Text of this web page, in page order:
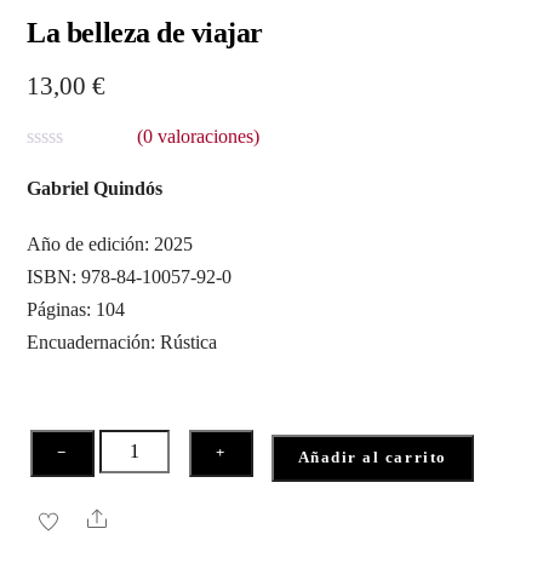
La belleza de viajar
13,00€
a
r
d
o
c
o
5
(0valoraciones)
Gabriel Quindós
Año de edición: 2025
ISBN: 978-84-10057-92-0
Páginas: 104
Encuadernación: Rústica
−
belleza
de
+ Añadir al carrito
Share